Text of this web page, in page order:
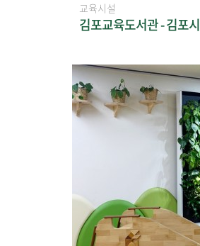
교육시설
김포교육도서관 - 김포시